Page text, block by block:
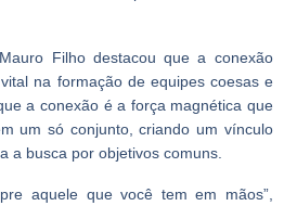
Filho destacou que a conexão
na formação de equipes coesas e
a conexão é a força magnética que
um só conjunto, criando um vínculo
a busca por objetivos comuns.
aquele que você tem em mãos”,